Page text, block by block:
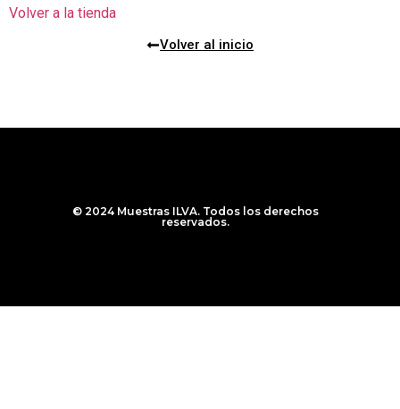
Volver a la tienda
Volver al inicio
© 2024 Muestras ILVA. Todos los derechos
reservados.